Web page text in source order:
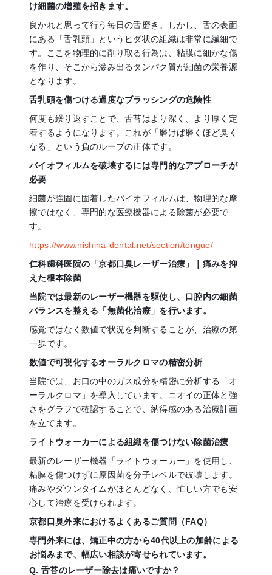
け細菌の増殖を招きます。
良かれと思って行う毎日の舌磨き。しかし、舌の表面
にある「舌乳頭」というヒダ状の組織は非常に繊細で
す。ここを物理的に削り取る行為は、粘膜に細かな傷
を作り、そこから滲み出るタンパク質が細菌の栄養源
となります。
舌乳頭を傷つける過度なブラッシングの危険性
何度も繰り返すことで、舌苔はより深く、より厚く定
着するようになります。これが「磨けば磨くほど臭く
なる」という負のループの正体です。
バイオフィルムを破壊するには専門的なアプローチが
必要
細菌が強固に固着したバイオフィルムは、物理的な摩
擦ではなく、専門的な医療機器による除菌が必要で
す。
https://www.nishina-dental.net/section/tongue/
仁科歯科医院の「京都口臭レーザー治療」｜痛みを抑
えた根本除菌
当院では最新のレーザー機器を駆使し、口腔内の細菌
バランスを整える「無菌化治療」を行います。
感覚ではなく数値で状況を判断することが、治療の第
一歩です。
数値で可視化するオーラルクロマの精密分析
当院では、お口の中のガス成分を精密に分析する「オ
ーラルクロマ」を導入しています。ニオイの正体と強
さをグラフで確認することで、納得感のある治療計画
を立てます。
ライトウォーカーによる組織を傷つけない除菌治療
最新のレーザー機器「ライトウォーカー」を使用し、
粘膜を傷つけずに原因菌を分子レベルで破壊します。
痛みやダウンタイムがほとんどなく、忙しい方でも安
心して治療を受けられます。
京都口臭外来におけるよくあるご質問（FAQ）
専門外来には、矯正中の方から40代以上の加齢による
お悩みまで、幅広い相談が寄せられています。
Q. 舌苔のレーザー除去は痛いですか？